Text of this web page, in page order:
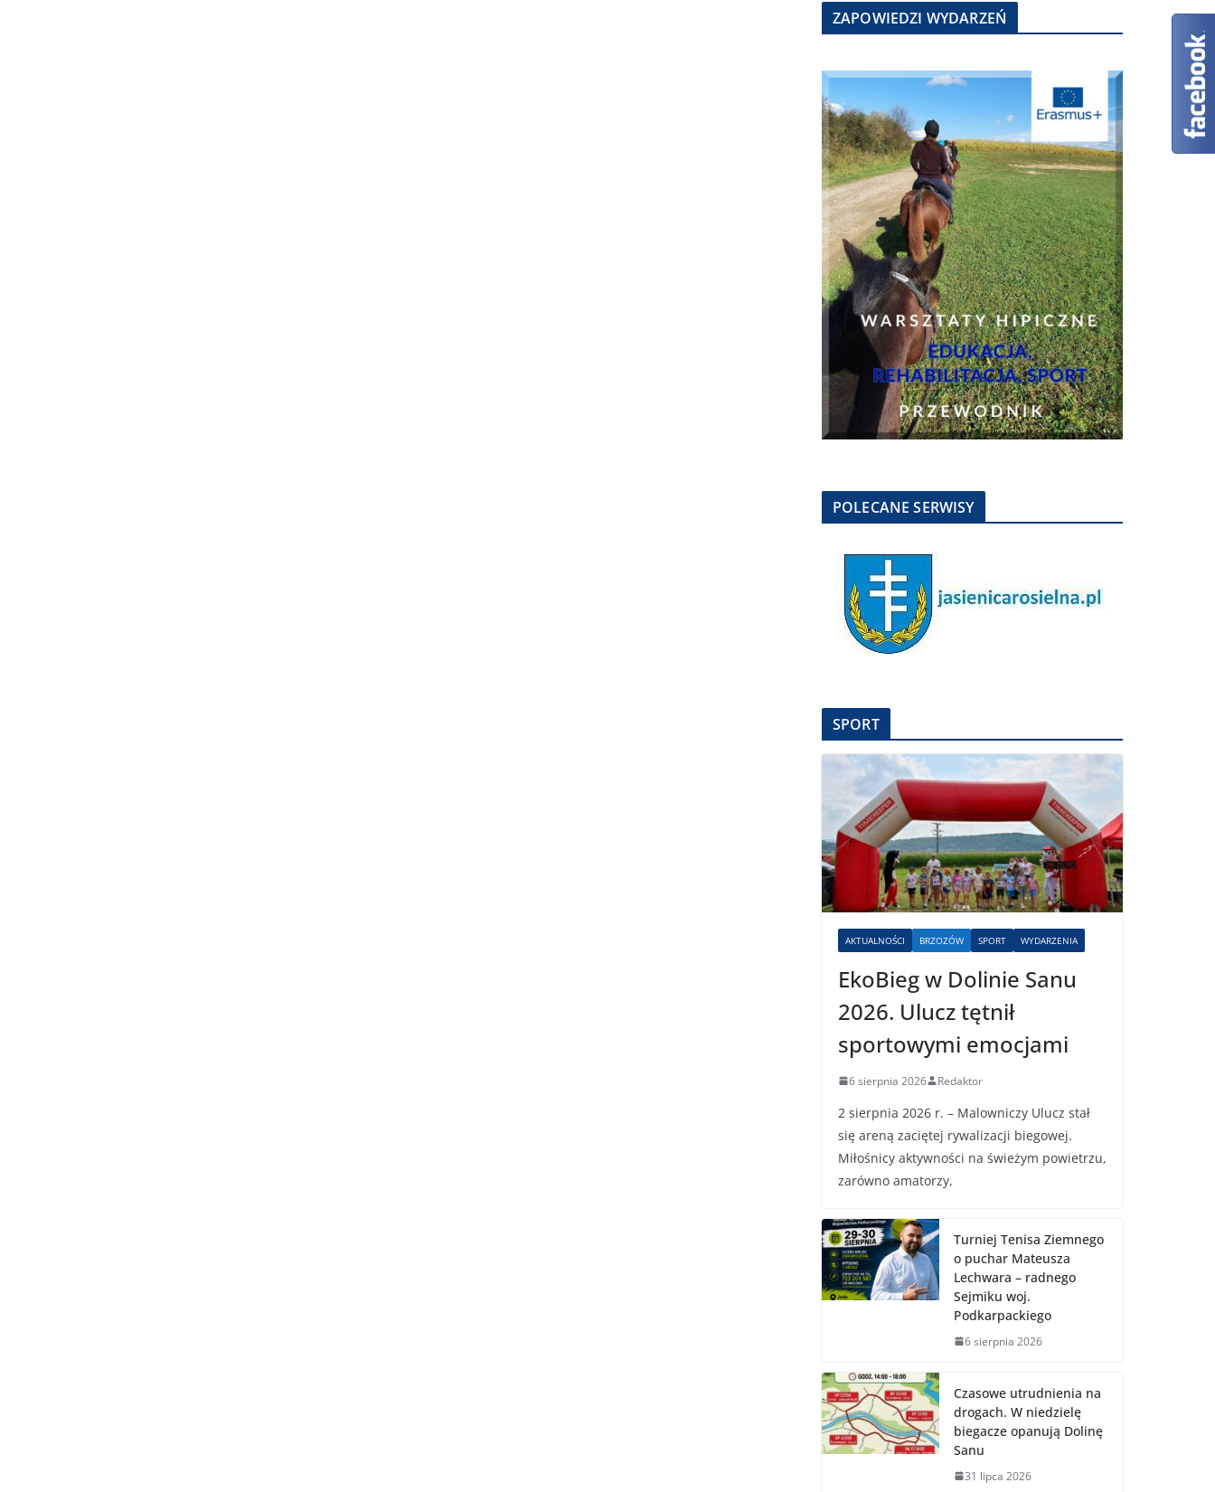
ZAPOWIEDZI WYDARZEŃ
POLECANE SERWISY
SPORT
AKTUALNOŚCI BRZOZÓW SPORT WYDARZENIA
EkoBieg w Dolinie Sanu
2026. Ulucz tętnił
sportowymi emocjami
6 sierpnia 2026 Redaktor
2 sierpnia 2026 r. – Malowniczy Ulucz stał
się areną zaciętej rywalizacji biegowej.
Miłośnicy aktywności na świeżym powietrzu,
zarówno amatorzy,
Turniej Tenisa Ziemnego
o puchar Mateusza
Lechwara – radnego
Sejmiku woj.
Podkarpackiego
6 sierpnia 2026
Czasowe utrudnienia na
drogach. W niedzielę
biegacze opanują Dolinę
Sanu
31 lipca 2026